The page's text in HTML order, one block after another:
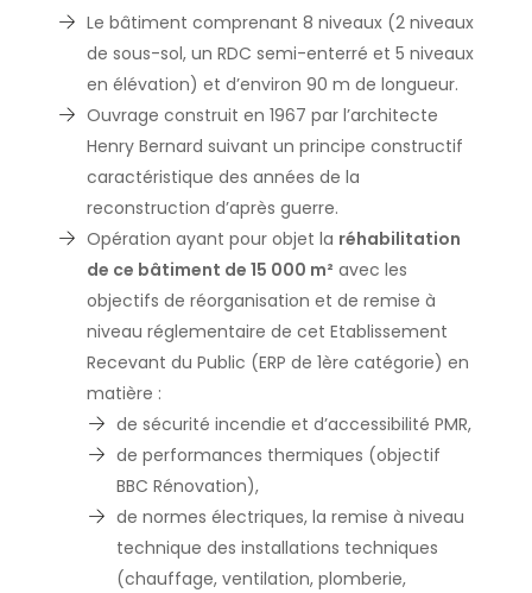
Le bâtiment comprenant 8 niveaux (2 niveaux
de sous-sol, un RDC semi-enterré et 5 niveaux
en élévation) et d’environ 90 m de longueur.
Ouvrage construit en 1967 par l’architecte
Henry Bernard suivant un principe constructif
caractéristique des années de la
reconstruction d’après guerre.
Opération ayant pour objet la réhabilitation
de ce bâtiment de 15 000 m² avec les
objectifs de réorganisation et de remise à
niveau réglementaire de cet Etablissement
Recevant du Public (ERP de 1ère catégorie) en
matière :
de sécurité incendie et d’accessibilité PMR,
de performances thermiques (objectif
BBC Rénovation),
de normes électriques, la remise à niveau
technique des installations techniques
(chauffage, ventilation, plomberie,